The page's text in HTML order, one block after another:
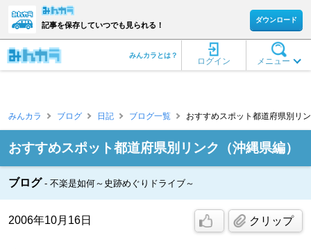
記事を保存していつでも見られる！
ダウンロード
メニュー
ログイン
みんカラとは？
みんカラ ブログ 日記 ブログ一覧 おすすめスポット都道府県別リ
おすすめスポット都道府県別リンク（沖縄県編）
ブログ 不楽是如何～史跡めぐりドライブ～
2006年10月16日 クリップ